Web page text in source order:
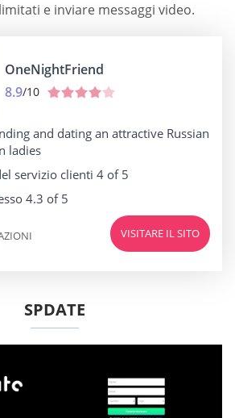
e inviare messaggi video.
OneNightFriend
8.9/10
and dating an attractive Russian
ladies
servizio clienti 4 of 5
4.3 of 5
VISITARE IL SITO
SPDATE